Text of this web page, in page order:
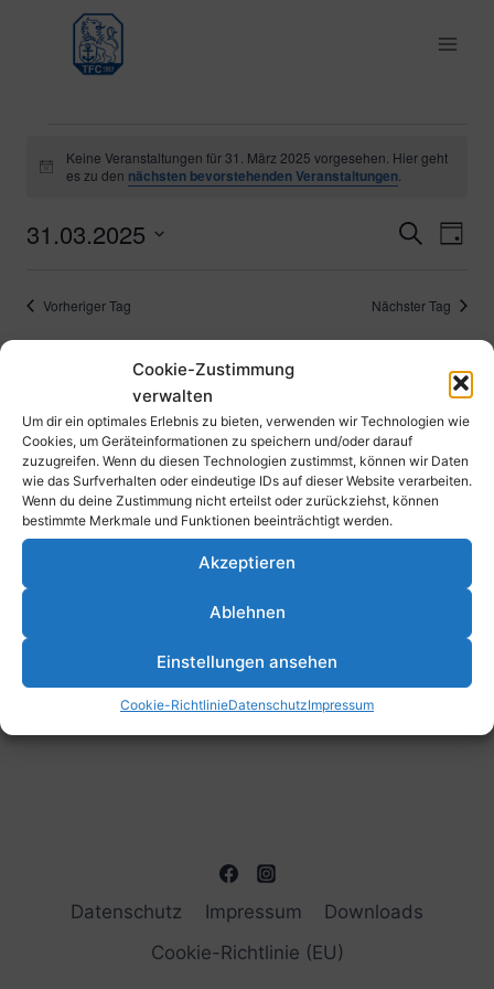
Cookie-Zustimmung
verwalten
Um dir ein optimales Erlebnis zu bieten, verwenden wir Technologien wie
Cookies, um Geräteinformationen zu speichern und/oder darauf
zuzugreifen. Wenn du diesen Technologien zustimmst, können wir Daten
wie das Surfverhalten oder eindeutige IDs auf dieser Website verarbeiten.
Wenn du deine Zustimmung nicht erteilst oder zurückziehst, können
bestimmte Merkmale und Funktionen beeinträchtigt werden.
Akzeptieren
Ablehnen
Einstellungen ansehen
Cookie-RichtlinieDatenschutzImpressum
springen
Veranstaltungen
31.
März
Hinweis
Keine Veranstaltungen für 31. März 2025 vorgesehen. Hier geht
es zu den nächsten bevorstehenden Veranstaltungen.
und
SucheTag
31.03.2025
wählen.
Vorheriger Tag Nächster Tag
Kalender abonnieren
Datenschutz Impressum
Downloads
Cookie-Richtlinie (EU)